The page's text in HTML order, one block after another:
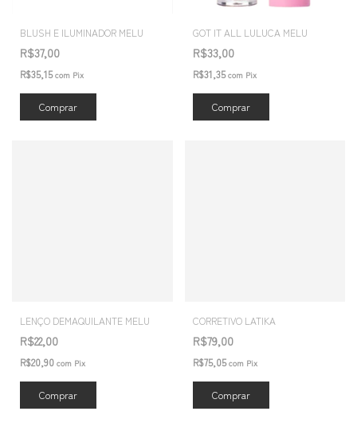
BLUSH E ILUMINADOR MELU
R$37,00
R$35,15com Pix
Comprar
GOT IT ALL LULUCA MELU
R$33,00
R$31,35com Pix
Comprar
LENÇO DEMAQUILANTE MELU
R$22,00
R$20,90 com Pix
CORRETIVO LATIKA
R$79,00
R$75,05com Pix
Comprar